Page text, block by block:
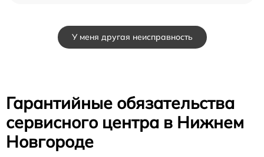
У меня другая неисправность
Гарантийные обязательства
сервисного центра в Нижнем
Новгороде